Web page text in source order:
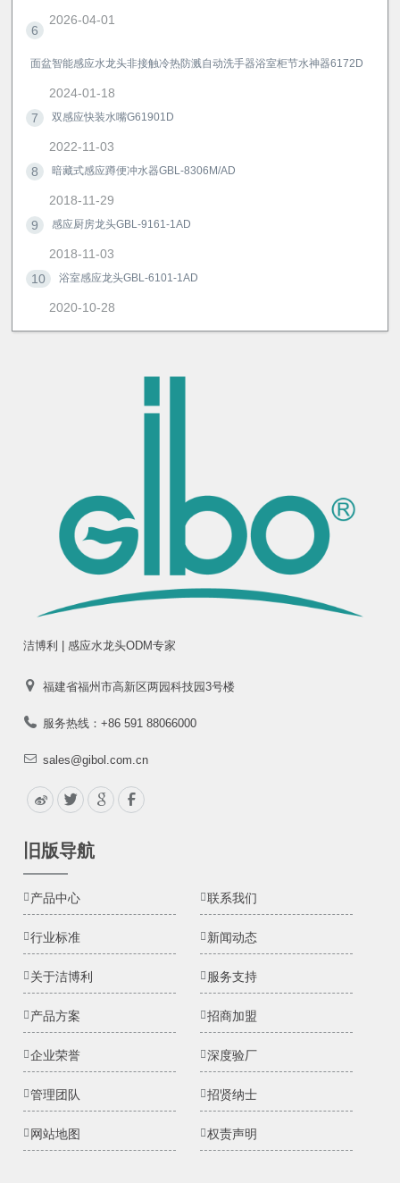
2026-04-01
6
面盆智能感应水龙头非接触冷热防溅自动洗手器浴室柜节水神器6172D
2024-01-18
7
双感应快装水嘴G61901D
2022-11-03
8
暗藏式感应蹲便冲水器GBL-8306M/AD
2018-11-29
9
感应厨房龙头GBL-9161-1AD
2018-11-03
10
浴室感应龙头GBL-6101-1AD
2020-10-28
洁博利 | 感应水龙头ODM专家
福建省福州市高新区两园科技园3号楼
服务热线：+86 591 88066000
sales@gibol.com.cn
旧版导航
产品中心 联系我们
行业标准 新闻动态
关于洁博利 服务支持
产品方案 招商加盟
企业荣誉 深度验厂
管理团队 招贤纳士
网站地图 权责声明